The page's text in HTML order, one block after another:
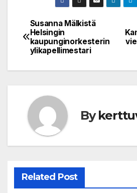
Post
navigation
Susanna Mälkistä
Helsingin
kaupunginorkesterin
ylikapellimestari
By
Related Post